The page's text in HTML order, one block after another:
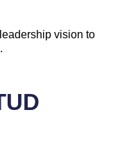
vision to